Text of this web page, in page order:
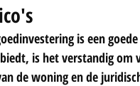
is een
is het verstandig
de woning en de